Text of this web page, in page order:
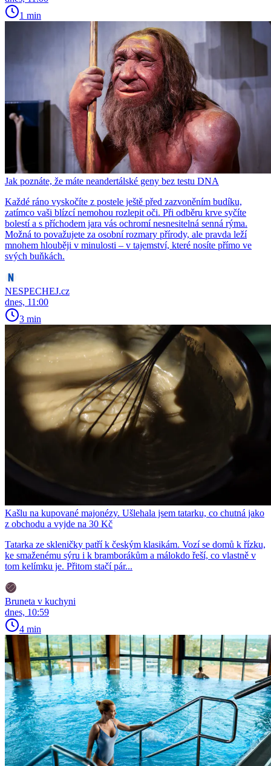
1 min
Jak poznáte, že máte neandertálské geny bez testu DNA
Každé ráno vyskočíte z postele ještě před zazvoněním budíku,
zatímco vaši blízcí nemohou rozlepit oči. Při odběru krve syčíte
bolestí a s příchodem jara vás ochromí nesnesitelná senná rýma.
Možná to považujete za osobní rozmary přírody, ale pravda leží
mnohem hlouběji v minulosti – v tajemství, které nosíte přímo ve
svých buňkách.
NESPECHEJ.cz
dnes, 11:00
3 min
Kašlu na kupované majonézy. Ušlehala jsem tatarku, co chutná jako
z obchodu a vyjde na 30 Kč
Tatarka ze skleničky patří k českým klasikám. Vozí se domů k řízku,
ke smaženému sýru i k bramborákům a málokdo řeší, co vlastně v
tom kelímku je. Přitom stačí pár...
Bruneta v kuchyni
dnes, 10:59
4 min